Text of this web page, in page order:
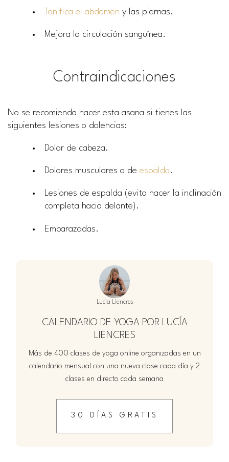
Tonifica el abdomen y las piernas.
Mejora la circulación sanguínea.
Contraindicaciones
No se recomienda hacer esta asana si tienes las
siguientes lesiones o dolencias:
Dolor de cabeza.
Dolores musculares o de espalda.
Lesiones de espalda (evita hacer la inclinación
completa hacia delante).
Embarazadas.
Lucia Liencres
CALENDARIO DE YOGA POR LUCÍA
LIENCRES
Más de 400 clases de yoga online organizadas en un
calendario mensual con una nueva clase cada día y 2
clases en directo cada semana
30 DÍAS GRATIS